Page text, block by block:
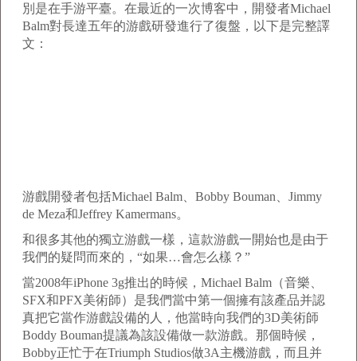
別是在手游平臺。在最近的一次博客中，開發者Michael
Balm對長達五年的游戲研發進行了復盤，以下是完整譯
文：
游戲開發者包括Michael Balm、Bobby Bouman、Jimmy
de Meza和Jeffrey Kamermans。
和很多其他的獨立游戲一樣，這款游戲一開始也是由于
我們的疑問而來的，“如果…會怎么樣？”
當2008年iPhone 3g推出的時候，Michael Balm（音樂、
SFX和PFX美術師）是我們當中第一個擁有該產品并認
真把它當作游戲設備的人，他當時向我們的3D美術師
Boddy Bouman提議為該設備做一款游戲。那個時候，
Bobby正忙于在Triumph Studios做3A主機游戲，而且并